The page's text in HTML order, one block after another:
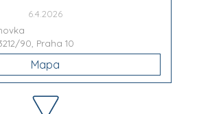
6.4.2026
90, Praha 10
Mapa